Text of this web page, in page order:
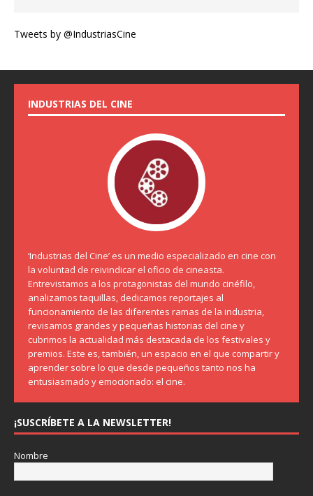
Tweets by @IndustriasCine
INDUSTRIAS DEL CINE
‘Industrias del Cine’ es un medio especializado en cine con
la voluntad de reivindicar el oficio de cineasta.
Entrevistamos a los protagonistas del mundo cinéfilo,
analizamos taquillas, dedicamos reportajes al
funcionamiento de las diferentes ramas de la industria,
revisamos grandes y pequeñas historias del cine y
cubrimos la actualidad más destacada de los festivales y
premios. Este es, también, un espacio en el que compartir y
aprender sobre lo que desde pequeños tanto nos ha
entusiasmado y emocionado: el cine.
¡SUSCRÍBETE A LA NEWSLETTER!
Nombre